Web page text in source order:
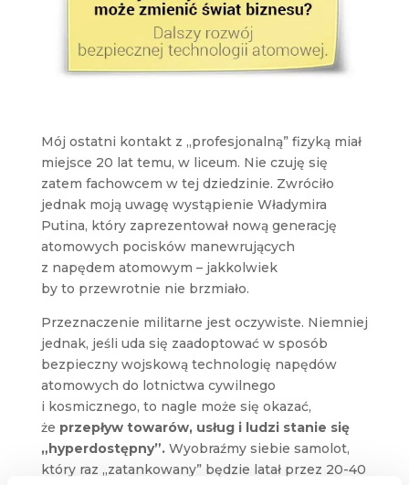
Mój ostatni kontakt z „profesjonalną” fizyką miał
miejsce 20 lat temu, w liceum. Nie czuję się
zatem fachowcem w tej dziedzinie. Zwróciło
jednak moją uwagę wystąpienie Władymira
Putina, który zaprezentował nową generację
atomowych pocisków manewrujących
z napędem atomowym – jakkolwiek
by to przewrotnie nie brzmiało.
Przeznaczenie militarne jest oczywiste. Niemniej
jednak, jeśli uda się zaadoptować w sposób
bezpieczny wojskową technologię napędów
atomowych do lotnictwa cywilnego
i kosmicznego, to nagle może się okazać,
że przepływ towarów, usług i ludzi stanie się
„hyperdostępny”.Wyobraźmy siebie samolot,
który raz „zatankowany” będzie latał przez 20-40